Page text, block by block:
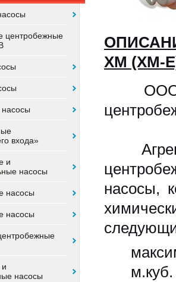
центробежные
входа»
и
насосы
насосы
насосы
насосы
ХМ (ХМ-
ООО
насосы,